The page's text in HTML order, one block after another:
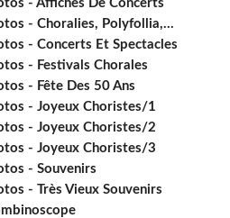
- Affiches De Concerts
- Choralies, Polyfollia,...
- Concerts Et Spectacles
- Festivals Chorales
- Fête Des 50 Ans
- Joyeux Choristes/1
- Joyeux Choristes/2
- Joyeux Choristes/3
- Souvenirs
- Très Vieux Souvenirs